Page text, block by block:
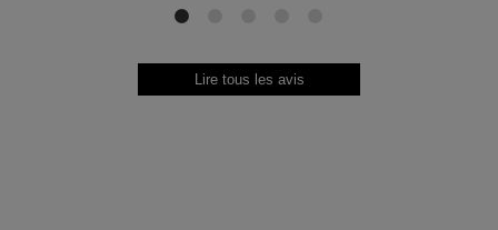
1
Lire tous les avis